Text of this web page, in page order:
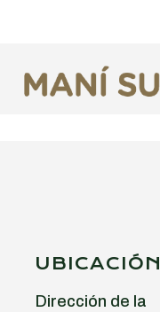
UBICACIÓN
Dirección de la